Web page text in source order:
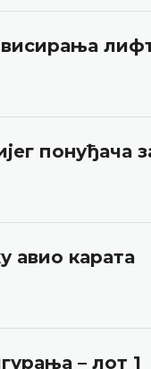
понуђача
авио карата
– лот 1